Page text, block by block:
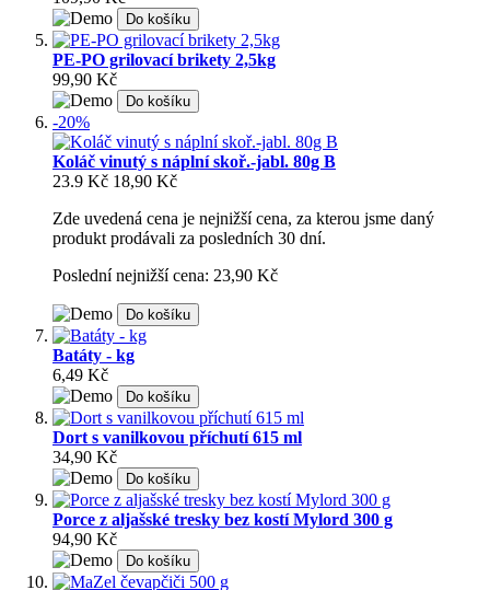
Do košíku
PE-PO grilovací brikety 2,5kg
99,90 Kč
Do košíku
-20%
Koláč vinutý s náplní skoř.-jabl. 80g B
23.9 Kč 18,90 Kč
Zde uvedená cena je nejnižší cena, za kterou jsme daný
produkt prodávali za posledních 30 dní.
Poslední nejnižší cena: 23,90 Kč
Do košíku
Batáty - kg
6,49 Kč
Do košíku
Dort s vanilkovou příchutí 615 ml
34,90 Kč
Do košíku
Porce z aljašské tresky bez kostí Mylord 300 g
94,90 Kč
Do košíku